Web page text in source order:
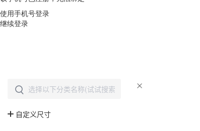
使用手机号登录
继续登录